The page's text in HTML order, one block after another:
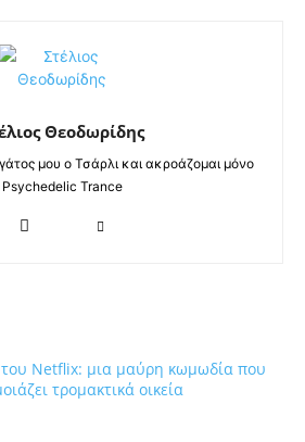
Θεοδωρίδης
μου ο Τσάρλι και ακροάζομαι μόνο
Psychedelic Trance
του Netflix: μια μαύρη κωμωδία που
τρομακτικά οικεία